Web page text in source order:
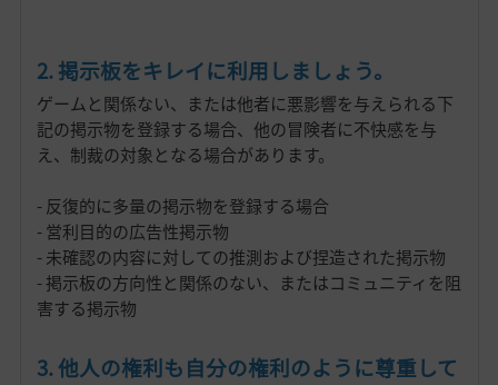
2. 掲示板をキレイに利用しましょう。
ゲームと関係ない、または他者に悪影響を与えられる下
記の掲示物を登録する場合、他の冒険者に不快感を与
え、制裁の対象となる場合があります。
- 反復的に多量の掲示物を登録する場合
- 営利目的の広告性掲示物
- 未確認の内容に対しての推測および捏造された掲示物
- 掲示板の方向性と関係のない、またはコミュニティを阻
害する掲示物
3. 他人の権利も自分の権利のように尊重して